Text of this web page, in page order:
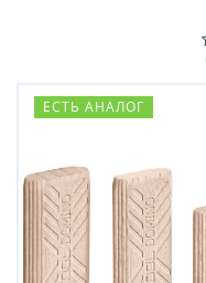
ЕСТЬ АНАЛОГ